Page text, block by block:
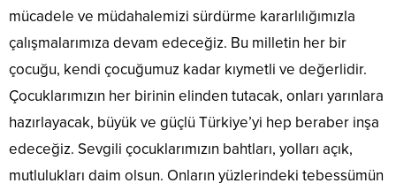
mücadele ve müdahalemizi sürdürme kararlılığımızla
çalışmalarımıza devam edeceğiz. Bu milletin her bir
çocuğu, kendi çocuğumuz kadar kıymetli ve değerlidir.
Çocuklarımızın her birinin elinden tutacak, onları yarınlara
hazırlayacak, büyük ve güçlü Türkiye’yi hep beraber inşa
edeceğiz. Sevgili çocuklarımızın bahtları, yolları açık,
mutlulukları daim olsun. Onların yüzlerindeki tebessümün